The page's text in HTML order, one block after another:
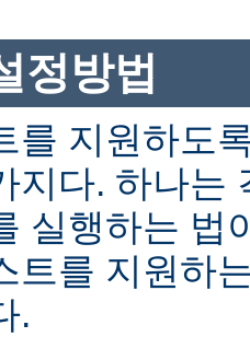
정방법
를 지원하도
지다. 하나는
실행하는 법
트를 지원하
.